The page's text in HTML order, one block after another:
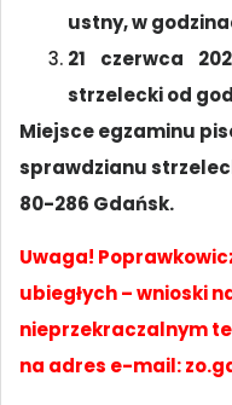
ustny,w
21 czerwca
strzelecki od
Miejsce egzaminu
sprawdzianu
80-286 Gdańsk.
Uwaga!
ubiegłych – wnioski
nieprzekraczalnym
na adres e-mail: